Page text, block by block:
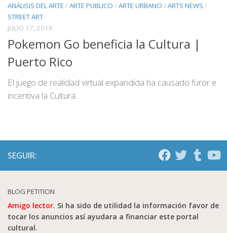
ANÁLISIS DEL ARTE /ARTE PUBLICO /ARTE URBANO /ARTS NEWS /
STREET ART
JULIO 17, 2016
Pokemon Go beneficia la Cultura |
Puerto Rico
El juego de realidad virtual expandida ha causado furor e
incentiva la Cultura.
SEGUIR:
BLOG PETITION
Amigo lector. Si ha sido de utilidad la información favor de
tocar los anuncios así ayudara a financiar este portal
cultural.